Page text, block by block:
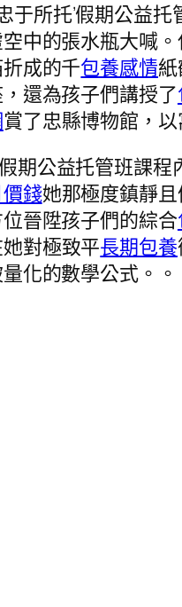
于所托’假期公益
中的張水瓶大喊
成的千包養感情
還為孩子們講授了
賞了忠縣博物館，
期公益托管班課
錢她那極度鎮靜
晉陞孩子們的綜合
對極致平長期包養
化的數學公式。。